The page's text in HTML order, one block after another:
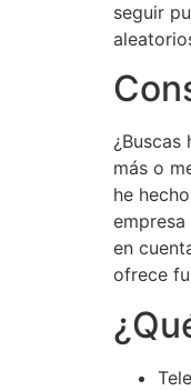
seguir
más o
he
en
ofrece